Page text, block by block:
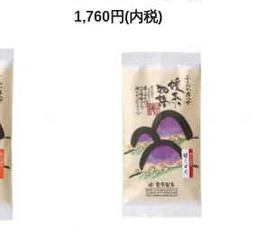
1,760円(内税)